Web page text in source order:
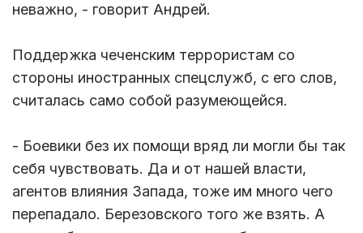
неважно, - говорит Андрей.
Поддержка чеченским террористам со
стороны иностранных спецслужб, с его слов,
считалась само собой разумеющейся.
- Боевики без их помощи вряд ли могли бы так
себя чувствовать. Да и от нашей власти,
агентов влияния Запада, тоже им много чего
перепадало. Березовского того же взять. А